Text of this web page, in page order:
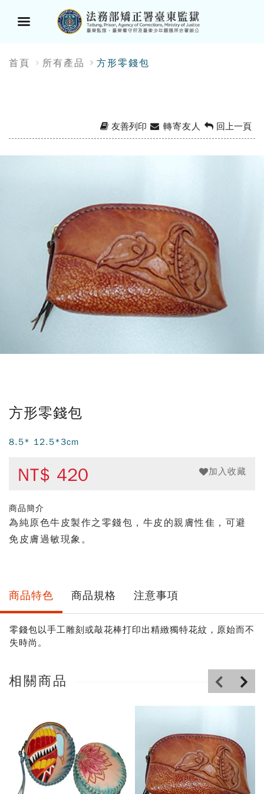
單
首頁 所有產品 方形零錢包
友善列印 轉寄友人 回上一頁
方形零錢包
8.5* 12.5*3cm
NT$ 420 加入收藏
商品簡介
為純原色牛皮製作之零錢包，牛皮的親膚性隹，可避
免皮膚過敏現象。
商品特色 商品規格 注意事項
零錢包以手工雕刻或敲花棒打印出精緻獨特花紋，原始而不
失時尚。
相關商品